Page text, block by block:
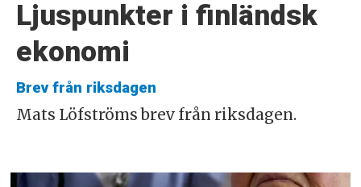
Ljuspunkter i finländsk
ekonomi
Brev från riksdagen
Mats Löfströms brev från riksdagen.